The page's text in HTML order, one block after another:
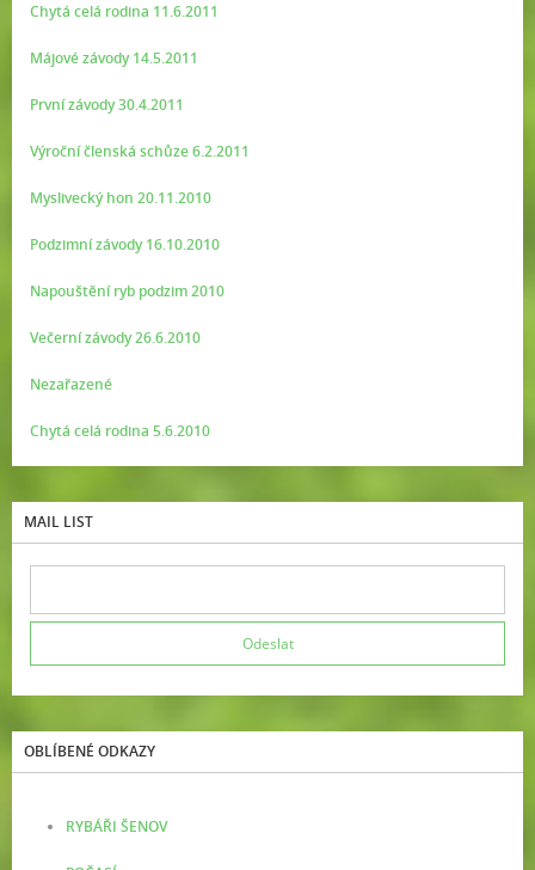
Chytá celá rodina 11.6.2011
Májové závody 14.5.2011
První závody 30.4.2011
Výroční členská schůze 6.2.2011
Myslivecký hon 20.11.2010
Podzimní závody 16.10.2010
Napouštění ryb podzim 2010
Večerní závody 26.6.2010
Nezařazené
Chytá celá rodina 5.6.2010
MAIL LIST
OBLÍBENÉ ODKAZY
RYBÁŘI ŠENOV